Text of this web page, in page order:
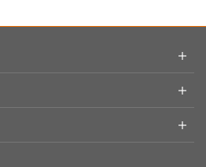
让每一次出行，都成为有尊严的陪伴
乐养老12周年庆暨全国院长研修营圆
陪你变老！”全国各地养老院父亲节活